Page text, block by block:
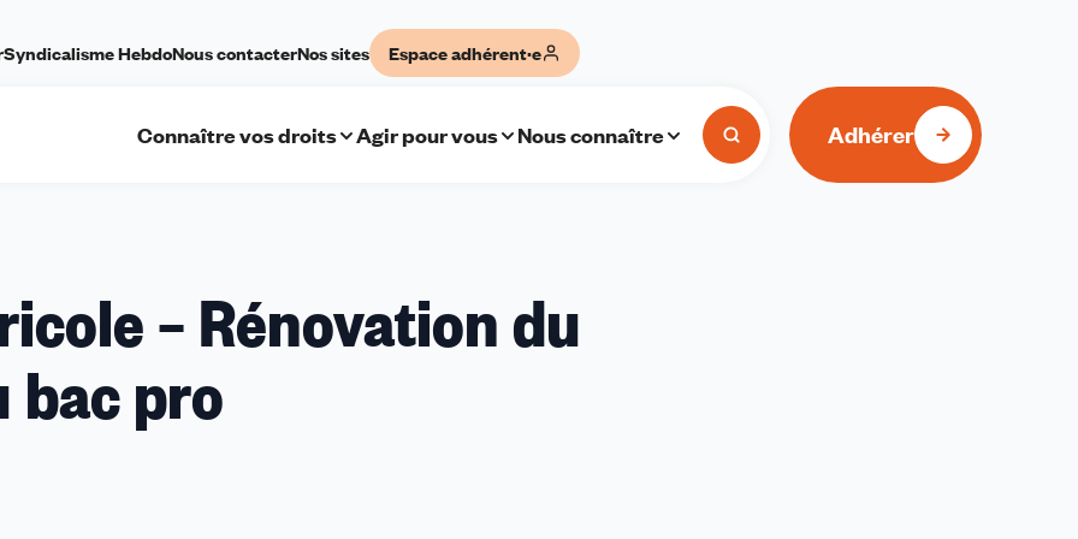
Syndicalisme HebdoNous contacterNos sites Espace adhérent·e
Connaître vos droits Agir pour vous Nous connaître Adhérer
– Rénovation du
bac pro